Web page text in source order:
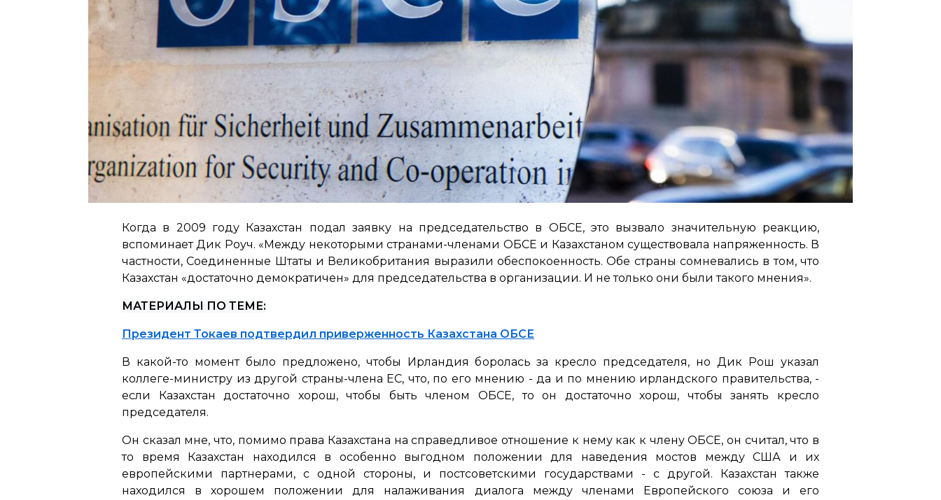
Когда в 2009 году Казахстан подал заявку на председательство в ОБСЕ, это вызвало значительную реакцию,
вспоминает Дик Роуч. «Между некоторыми странами-членами ОБСЕ и Казахстаном существовала напряженность. В
частности, Соединенные Штаты и Великобритания выразили обеспокоенность. Обе страны сомневались в том, что
Казахстан «достаточно демократичен» для председательства в организации. И не только они были такого мнения».
МАТЕРИАЛЫ ПО ТЕМЕ:
Президент Токаев подтвердил приверженность Казахстана ОБСЕ
В какой-то момент было предложено, чтобы Ирландия боролась за кресло председателя, но Дик Рош указал
коллеге-министру из другой страны-члена ЕС, что, по его мнению - да и по мнению ирландского правительства, -
если Казахстан достаточно хорош, чтобы быть членом ОБСЕ, то он достаточно хорош, чтобы занять кресло
председателя.
Он сказал мне, что, помимо права Казахстана на справедливое отношение к нему как к члену ОБСЕ, он считал, что в
то время Казахстан находился в особенно выгодном положении для наведения мостов между США и их
европейскими партнерами, с одной стороны, и постсоветскими государствами - с другой. Казахстан также
находился в хорошем положении для налаживания диалога между членами Европейского союза и его